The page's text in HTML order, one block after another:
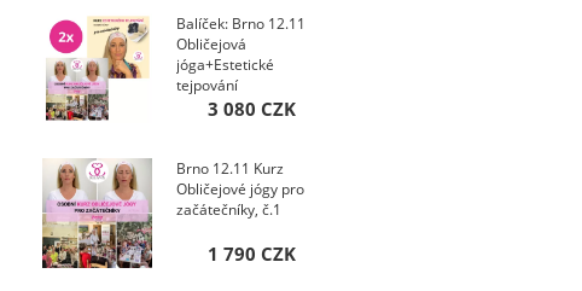
Balíček: Brno 12.11
Obličejová
jóga+Estetické
tejpování
kurzy+Ebooky pro
3 080 CZK
Brno 12.11 Kurz
Obličejové jógy pro
začátečníky, č.1
1 790 CZK